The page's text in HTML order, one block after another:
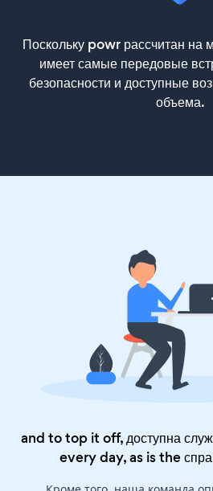
Поскольку powr рассчитан на
имеет самые передовые
безопасности и доступные
объема.
and to top it off, доступна
every day, as is the